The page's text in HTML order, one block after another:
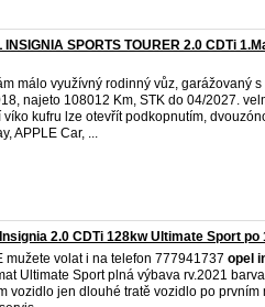
INSIGNIA SPORTS TOURER 2.0 CDTi
málo využívný rodinný vůz, garážovaný
najeto 108012 Km, STK do 04/2027.
víko kufru lze otevřít podkopnutím,
APPLE Car, ...
2.0 CDTi 128kw Ultimate Sport po
mužete volat i na telefon 777941737 opel
Ultimate Sport plná výbava rv.2021
vozidlo jen dlouhé tratě vozidlo po